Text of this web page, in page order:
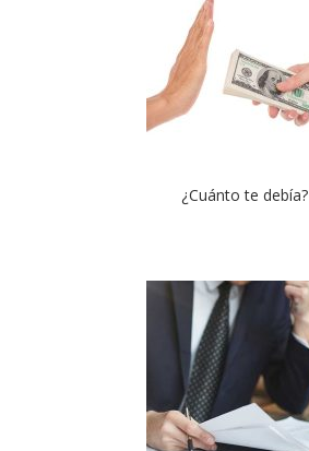
¿Cuánto te debía?